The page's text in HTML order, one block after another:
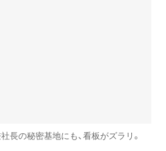
長の秘密基地にも、看板がズラリ。